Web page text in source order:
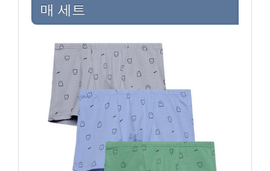
매 세트